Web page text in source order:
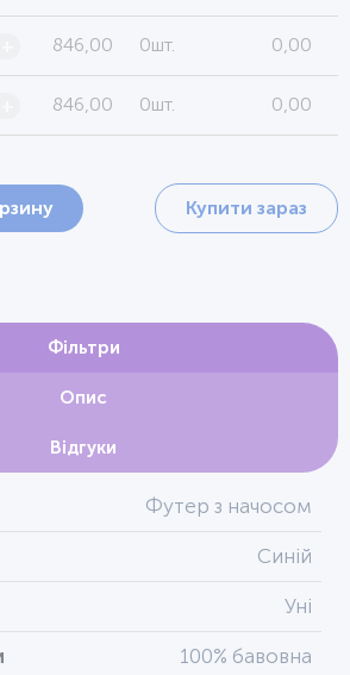
846,00 0шт. 0,00
846,00 0шт. 0,00
Купити зараз
Фільтри
Опис
Відгуки
Футер з начосом
Синій
Уні
100% бавовна